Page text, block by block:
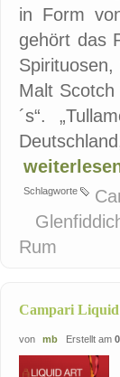
in Form
gehört das
Malt Scotch
´s“.
Schlagworte
Rum
Campari Liquid
von mb Erstellt am